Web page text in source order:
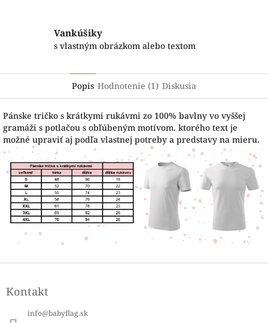
Vankúšiky
s vlastným obrázkom alebo textom
Popis Hodnotenie (1) Diskusia
Pánske tričko s krátkymi rukávmi zo 100% bavlny vo vyššej
gramáži s potlačou s obľúbeným motívom. ktorého text je
možné upraviť aj podľa vlastnej potreby a predstavy na mieru.
Z
pKontakt
info@babyflag.sk